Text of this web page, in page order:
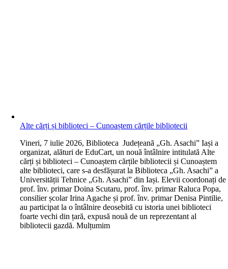
Alte cărți și biblioteci – Cunoaștem cărțile bibliotecii
Vineri, 7 iulie 2026, Biblioteca Județeană „Gh. Asachi” Iași a
organizat, alături de EduCart, un nouă întâlnire intitulată Alte
cărți și biblioteci – Cunoaștem cărțile bibliotecii și Cunoaștem
alte biblioteci, care s-a desfășurat la Biblioteca „Gh. Asachi” a
Universității Tehnice „Gh. Asachi” din Iași. Elevii coordonați de
prof. înv. primar Doina Scutaru, prof. înv. primar Raluca Popa,
consilier școlar Irina Agache și prof. înv. primar Denisa Pintilie,
au participat la o întâlnire deosebită cu istoria unei biblioteci
foarte vechi din țară, expusă nouă de un reprezentant al
bibliotecii gazdă. Mulțumim